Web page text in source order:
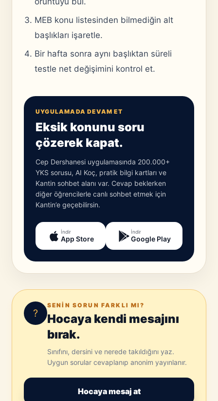
MEB konu listesinden bilmediğin alt
başlıkları işaretle.
Bir hafta sonra aynı başlıktan süreli
testle net değişimini kontrol et.
UYGULAMADA DEVAM ET
Eksik konunu soru
çözerek kapat.
Cep Dershanesi uygulamasında 200.000+
YKS sorusu, AI Koç, pratik bilgi kartları ve
Kantin sohbet alanı var. Cevap beklerken
diğer öğrencilerle canlı sohbet etmek için
Kantin’e geçebilirsin.
İndir
App Store
İndir
Google Play
?
SENIN SORUN FARKLI MI?
Hocaya kendi mesajını
bırak.
Sınıfını, dersini ve nerede takıldığını yaz.
Uygun sorular cevaplanıp anonim yayınlanır.
Hocaya mesaj at